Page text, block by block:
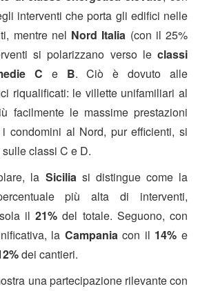
interventi che porta gli edifici nelle
mentre nel Nord Italia (con il 25%
si polarizzano verso le classi
C e B. Ciò è dovuto alle
riqualificati: le villette unifamiliari al
facilmente le massime prestazioni
condomini al Nord, pur efficienti, si
classi C e D.
la Siciliasi distingue come la
più alta di interventi,
il 21% del totale. Seguono, con
la Campaniacon il 14% e
dei cantieri.
una partecipazione rilevante con